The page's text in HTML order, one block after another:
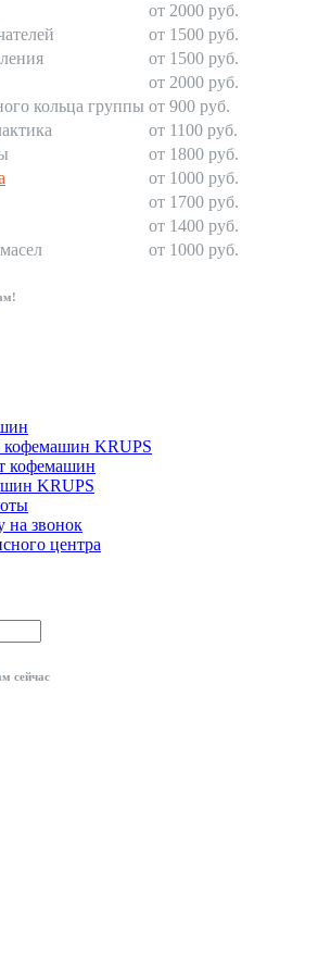
от 2000 руб.
от 1500 руб.
от 1500 руб.
от 2000 руб.
кольца группы от 900 руб.
от 1100 руб.
от 1800 руб.
от 1000 руб.
от 1700 руб.
от 1400 руб.
от 1000 руб.
кофемашин KRUPS
кофемашин
KRUPS
на звонок
центра
сейчас